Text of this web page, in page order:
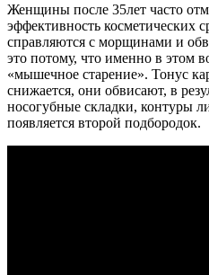
Женщины после 35лет часто
эффективность косметических
справляются с морщинами и
это потому, что именно в этом
«мышечное старение». Тонус
снижается, они обвисают, в
носогубные складки, контуры
появляется второй подбородок.